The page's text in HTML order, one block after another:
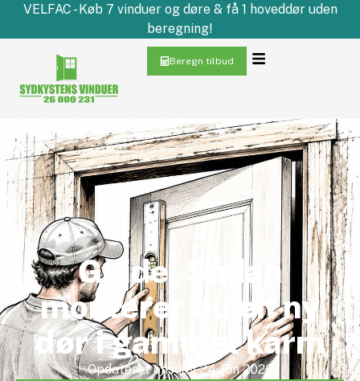
VELFAC - Køb 7 vinduer og døre & få 1 hoveddør uden
beregning!
Beregn tilbud
Guide: Sådan
monterer du en ny
dør i gammel karm
Opdateret onsdag 24. jun 2026